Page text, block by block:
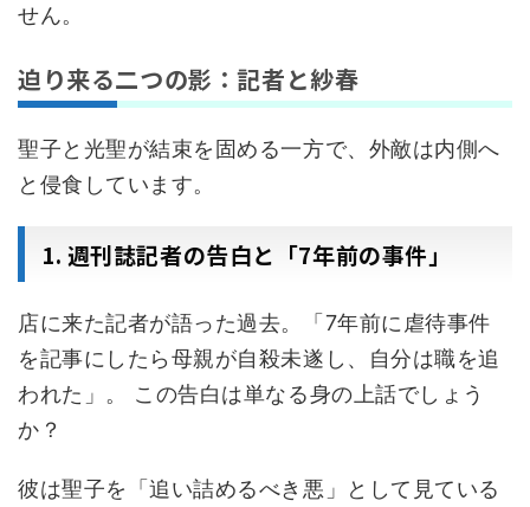
せん。
迫り来る二つの影：記者と紗春
聖子と光聖が結束を固める一方で、外敵は内側へ
と侵食しています。
1. 週刊誌記者の告白と「7年前の事件」
店に来た記者が語った過去。「7年前に虐待事件
を記事にしたら母親が自殺未遂し、自分は職を追
われた」。 この告白は単なる身の上話でしょう
か？
彼は聖子を「追い詰めるべき悪」として見ている